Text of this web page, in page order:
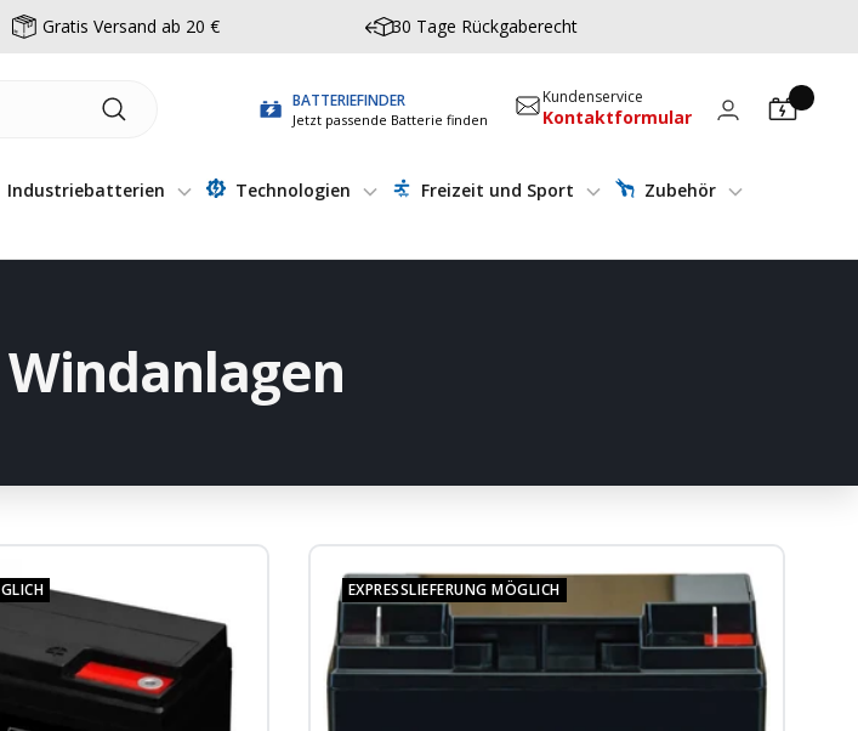
Gratis Versand ab 20 € 30 Tage Rückgaberecht
BATTERIEFINDER
Jetzt passende Batterie finden
Kundenservice
Kontaktformular
Industriebatterien Technologien Freizeit und Sport
Zubehör
EXPRESSLIEFERUNG MÖGLICH